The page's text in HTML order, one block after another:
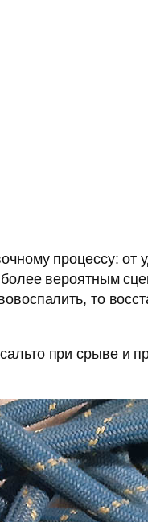
процессу: от
вероятным
то
при срыве и